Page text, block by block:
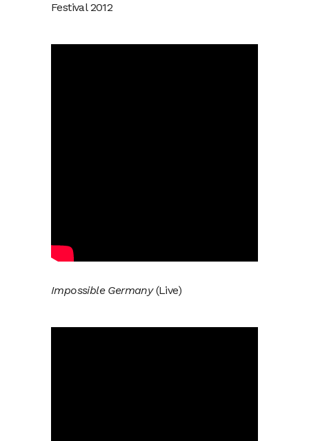
Festival 2012
Impossible Germany(Live)